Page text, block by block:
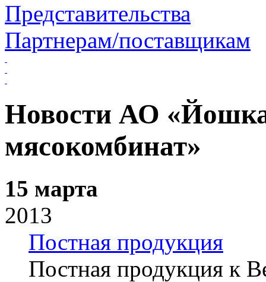
Представительства
Партнерам/поставщикам
Новости АО
мясокомбинат»
15 марта
2013
Постная продукция
Постная продукция к